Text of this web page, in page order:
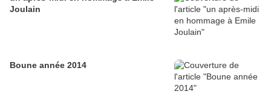
Joulain
Boune année 2014